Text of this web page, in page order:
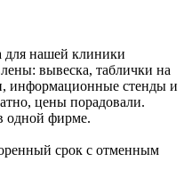
для нашей клиники
вывеска, таблички на
информационные стенды и
цены порадовали.
одной фирме.
срок с отменным